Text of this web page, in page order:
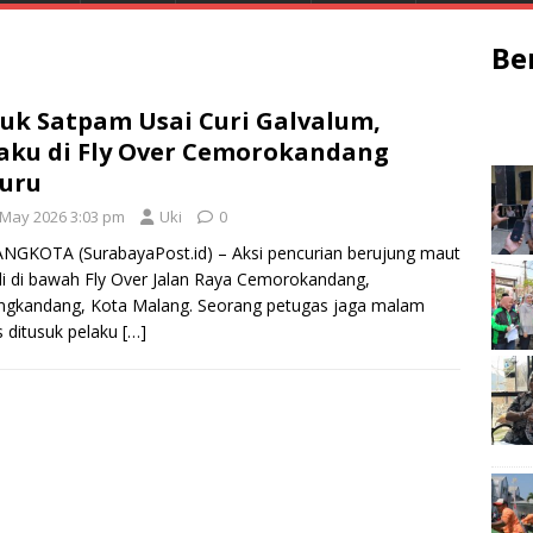
Satpam Usai Curi Galvalum,
di Fly Over Cemorokandang
2026 3:03 pm Uki 0
(SurabayaPost.id) – Aksi pencurian berujung maut
di bawah Fly Over Jalan Raya Cemorokandang,
Kota Malang. Seorang petugas jaga malam
ditusuk pelaku […]